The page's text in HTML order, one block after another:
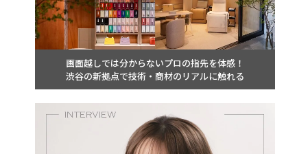
画面越しでは分からないプロの指先を体感！
渋谷の新拠点で技術・商材のリアルに触れる